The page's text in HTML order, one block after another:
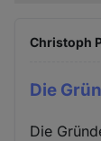
Christoph
Die
Die